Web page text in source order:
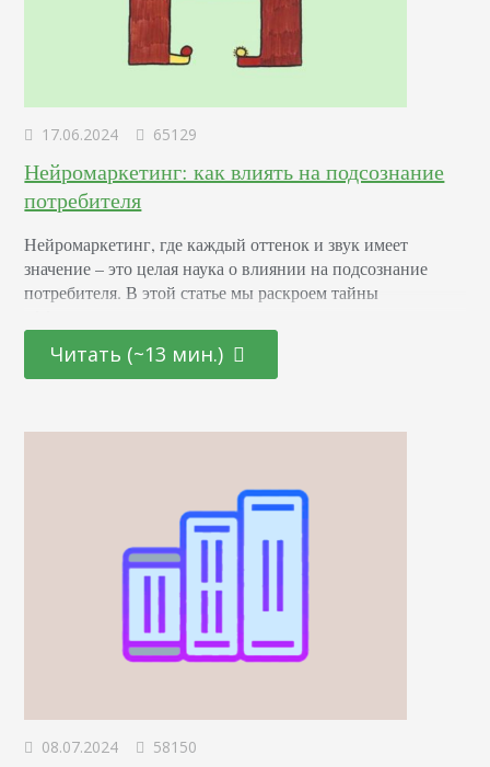
17.06.2024 65129
Нейромаркетинг: как влиять на подсознание
потребителя
Нейромаркетинг, где каждый оттенок и звук имеет
значение – это целая наука о влиянии на подсознание
потребителя. В этой статье мы раскроем тайны
последних достижениях в области психологии и
нейронаук. От подбора цветовой палитры до создания
человеческого сознания для повышения интереса и
Читать (~13 мин.)
08.07.2024 58150